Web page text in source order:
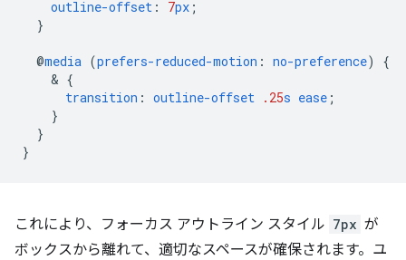
outline-offset : 7px ;
}
@media (prefers-reduced-motion : no-preference)
{
    &
{
transition : outline-offset .25s ease ;
}
}
}
これにより、フォーカス アウトライン スタイル 7px が
ボックスから離れて、適切なスペースが確保されます。ユ